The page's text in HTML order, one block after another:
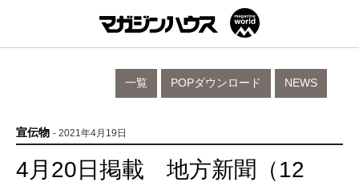
NEWS
POPダウンロード
一覧
宣伝物 - 2021年4月19日
4月20日掲載 地方新聞（12